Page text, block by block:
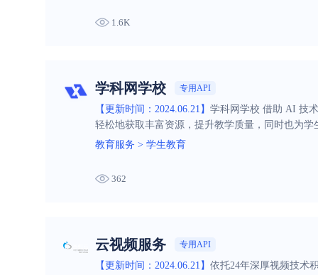
1.6K
学科网学校 专用API
【更新时间：2024.06.21】 学科网学校 借助 AI 技
轻松地获取丰富资源，提升教学质量，同时也为学
教育服务 > 学生教育
362
云视频服务 专用API
【更新时间：2024.06.21】 依托24年深厚视频技术